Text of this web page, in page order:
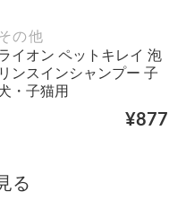
の他
イオン ペットキレイ 泡
リンスインシャンプー 子
・子猫用
¥877
る